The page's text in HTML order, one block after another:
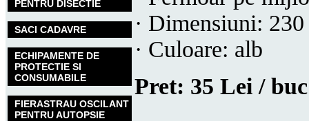
PENTRU DISECTIE
SACI CADAVRE
ECHIPAMENTE DE
PROTECTIE SI
CONSUMABILE
FIERASTRAU OSCILANT
PENTRU AUTOPSIE
· Dimensiuni:
· Culoare: alb
Pret: 35 Lei /